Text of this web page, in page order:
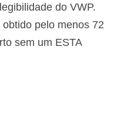
do VWP.
pelo menos 72
sem um ESTA